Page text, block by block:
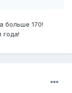
больше 170!
года!